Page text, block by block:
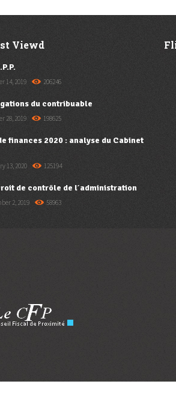
Viewd
14, 2019 206246
du contribuable
28, 2019 198625
finances 2020 : analyse du Cabinet
13, 2020 125194
de contrôle de l’administration
2, 2019 58963